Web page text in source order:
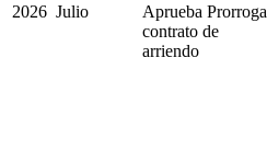
2026 Julio
Aprueba Prorroga
contrato de
arriendo